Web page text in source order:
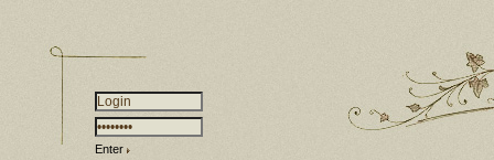
Enter